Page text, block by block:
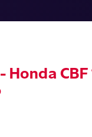
Honda